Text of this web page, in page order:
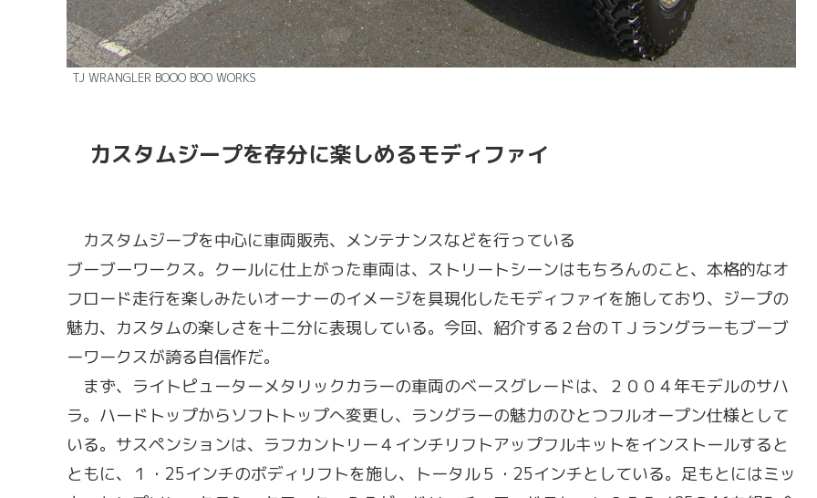
TJ WRANGLER BOOO BOO WORKS
カスタムジープを存分に楽しめるモディファイ
カスタムジープを中心に車両販売、メンテナンスなどを行っている
ブーブーワークス。クールに仕上がった車両は、ストリートシーンはもちろんのこと、本格的なオ
フロード走行を楽しみたいオーナーのイメージを具現化したモディファイを施しており、ジープの
魅力、カスタムの楽しさを十二分に表現している。今回、紹介する２台のＴＪラングラーもブーブ
ーワークスが誇る自信作だ。
まず、ライトピューターメタリックカラーの車両のベースグレードは、２００４年モデルのサハ
ラ。ハードトップからソフトトップへ変更し、ラングラーの魅力のひとつフルオープン仕様として
いる。サスペンションは、ラフカントリー４インチリフトアップフルキットをインストールすると
ともに、１・25インチのボディリフトを施し、トータル５・25インチとしている。足もとにはミッ